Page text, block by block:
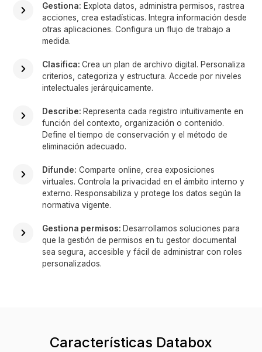
Gestiona: Explota datos, administra permisos, rastrea
acciones, crea estadísticas. Integra información desde
otras aplicaciones. Configura un flujo de trabajo a
medida.
Clasifica:Crea un plan de archivo digital. Personaliza
criterios, categoriza y estructura. Accede por niveles
intelectuales jerárquicamente.
Describe: Representa cada registro intuitivamente en
función del contexto, organización o contenido.
Define el tiempo de conservación y el método de
eliminación adecuado.
Difunde: Comparte online, crea exposiciones
virtuales. Controla la privacidad en el ámbito interno y
externo. Responsabiliza y protege los datos según la
normativa vigente.
Gestiona permisos: Desarrollamos soluciones para
que la gestión de permisos en tu gestor documental
sea segura, accesible y fácil de administrar con roles
personalizados.
Características Databox